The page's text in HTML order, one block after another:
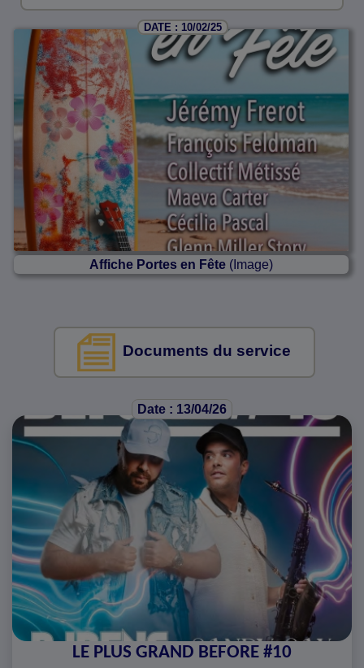
DATE : 10/02/25
Affiche Portes en Fête(Image)
Documents du service
Date : 13/04/26
LE PLUS GRAND BEFORE #10